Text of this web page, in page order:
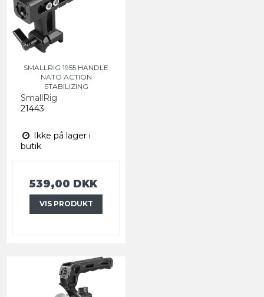
SMALLRIG 1955 HANDLE
NATO ACTION
STABILIZING
SmallRig
21443
Ikke på lager i
butik
539,00 DKK
VIS PRODUKT